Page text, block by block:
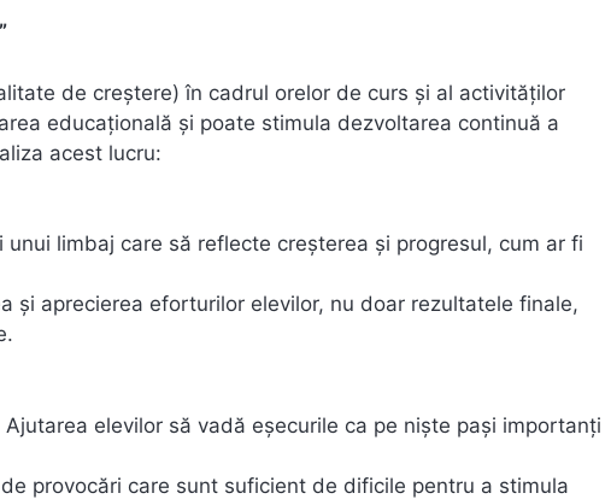
de creștere) în cadrul orelor de curs și al activităților
educațională și poate stimula dezvoltarea continuă a
acest lucru:
limbaj care să reflecte creșterea și progresul, cum ar fi
și aprecierea eforturilor elevilor, nu doar rezultatele finale,
elevilor să vadă eșecurile ca pe niște pași importanți
provocări care sunt suficient de dificile pentru a stimula